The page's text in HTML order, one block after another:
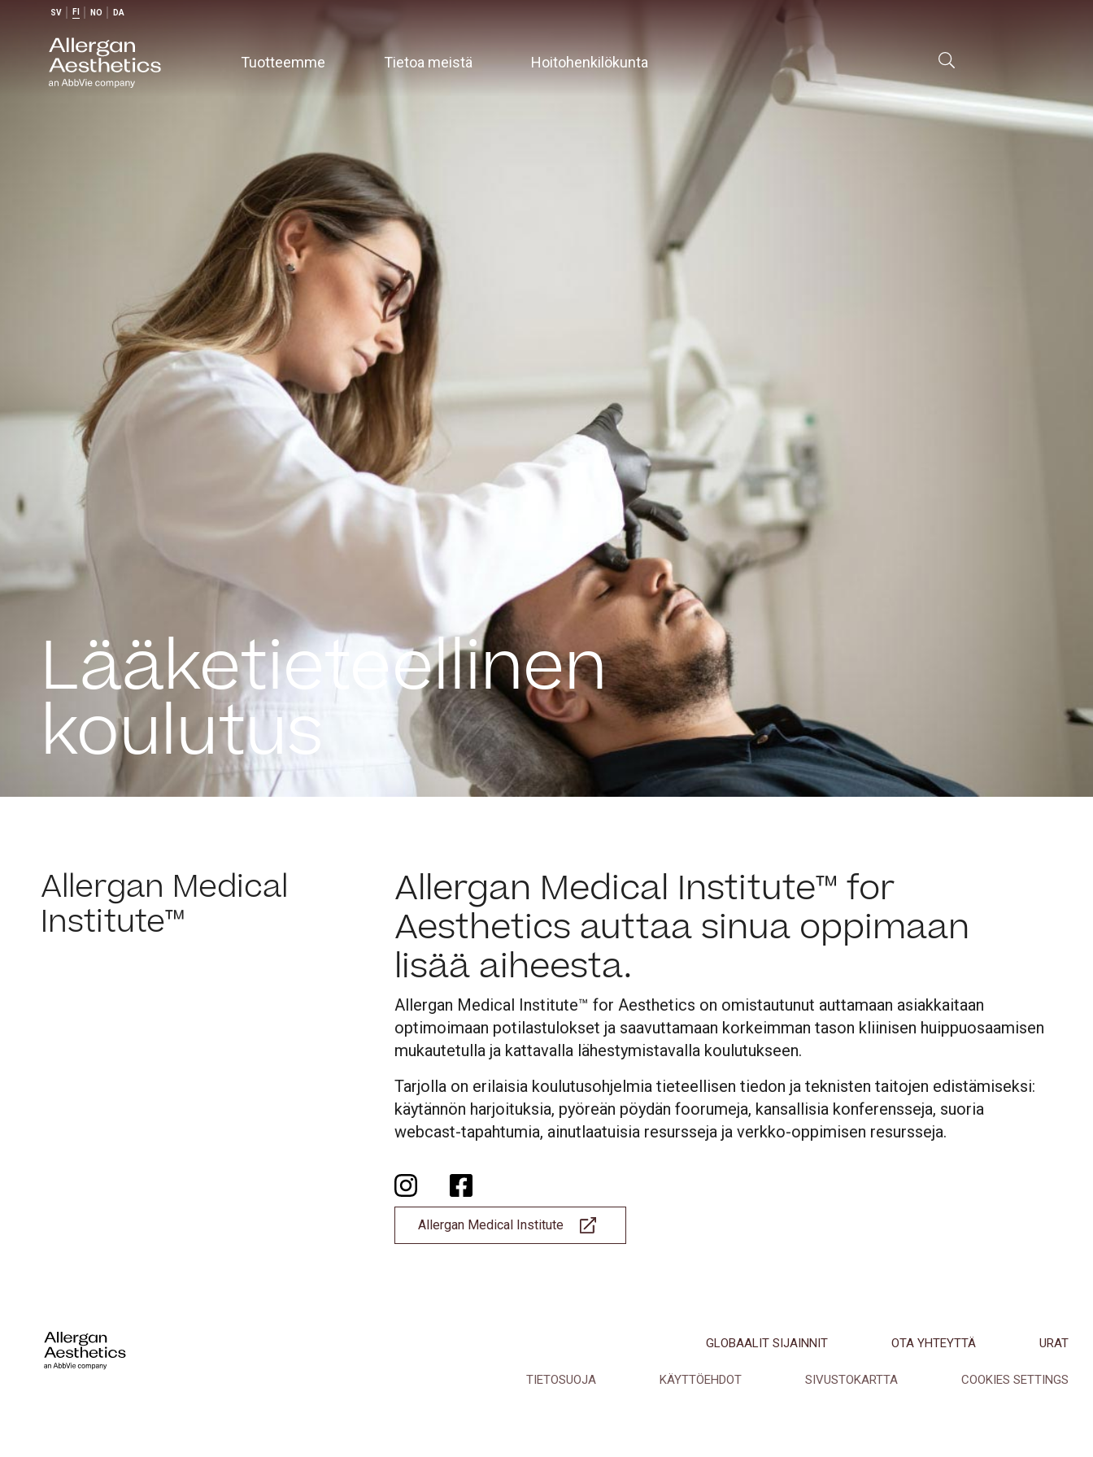
SV FI NO DA
Tuotteemme Tietoa meistä Hoitohenkilökunta
Lääketieteellinen
koulutus
Allergan Medical
Institute™
Allergan Medical Institute™ for
Aesthetics auttaa sinua oppimaan
lisää aiheesta.
Allergan Medical Institute™ for Aesthetics on omistautunut auttamaan asiakkaitaan
optimoimaan potilastulokset ja saavuttamaan korkeimman tason kliinisen huippuosaamisen
mukautetulla ja kattavalla lähestymistavalla koulutukseen.
Tarjolla on erilaisia koulutusohjelmia tieteellisen tiedon ja teknisten taitojen edistämiseksi:
käytännön harjoituksia, pyöreän pöydän foorumeja, kansallisia konferensseja, suoria
webcast-tapahtumia, ainutlaatuisia resursseja ja verkko-oppimisen resursseja.
Allergan Medical Institute
GLOBAALIT SIJAINNIT OTA YHTEYTTÄ URAT
TIETOSUOJA KÄYTTÖEHDOT SIVUSTOKARTTA COOKIES SETTINGS